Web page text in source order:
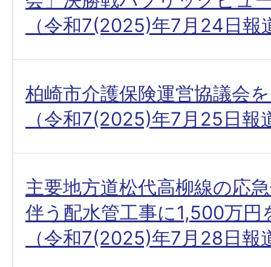
（令和7(2025)年7月24日報
柏崎市介護保険運営協議会
（令和7(2025)年7月25日報
主要地方道松代高柳線の応
伴う配水管工事に1,500万円
（令和7(2025)年7月28日報